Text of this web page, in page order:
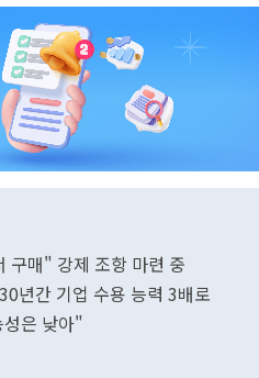
구매" 강제 조항 마련 중
년간 기업 수용 능력 3배로
은 낮아"